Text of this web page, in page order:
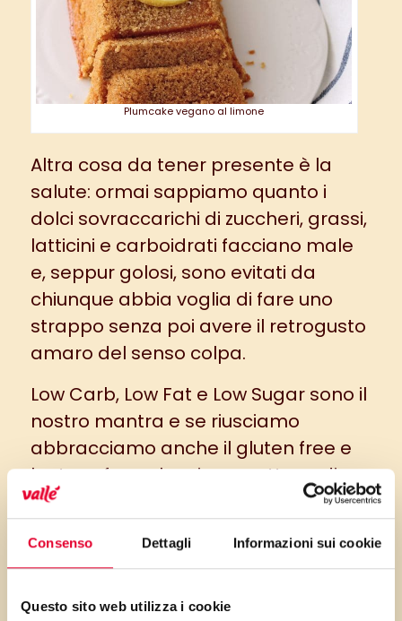
Consenso Dettagli Informazioni sui cookie
Questo sito web utilizza i cookie
Plumcake vegano al limone
Altra cosa da tener presente è la
salute: ormai sappiamo quanto i
dolci sovraccarichi di zuccheri, grassi,
latticini e carboidrati facciano male
e, seppur golosi, sono evitati da
chiunque abbia voglia di fare uno
strappo senza poi avere il retrogusto
amaro del senso colpa.
Low Carb, Low Fat e Low Sugar sono il
nostro mantra e se riusciamo
abbracciamo anche il gluten free e
lactose free, che ci permettono di
invitare alla nostra tavola anche gli
che soffrono di gluten sensitivity,